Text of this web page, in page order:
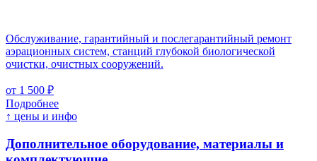
Обслуживание, гарантийный и послегарантийный ремонт
аэрационных систем, станций глубокой биологической
очистки, очистных сооружений.
от 1 500 ₽
Подробнее
↑ цены и инфо
Дополнительное оборудование, материалы и